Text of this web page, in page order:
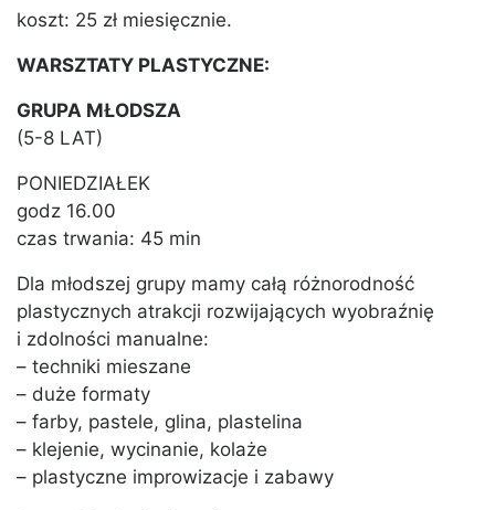
koszt: 25 zł miesięcznie.
WARSZTATY PLASTYCZNE:
GRUPA MŁODSZA
(5-8 LAT)
PONIEDZIAŁEK
godz 16.00
czas trwania: 45 min
Dla młodszej grupy mamy całą różnorodność
plastycznych atrakcji rozwijających wyobraźnię
i zdolności manualne:
– techniki mieszane
– duże formaty
– farby, pastele, glina, plastelina
– klejenie, wycinanie, kolaże
– plastyczne improwizacje i zabawy